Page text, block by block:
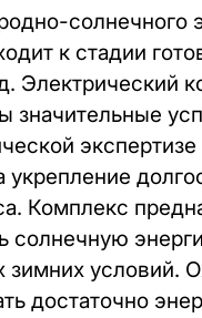
солнечного
к стадии
Электрический
значительные
укрепление
Комплекс
солнечную
условий.
достаточно